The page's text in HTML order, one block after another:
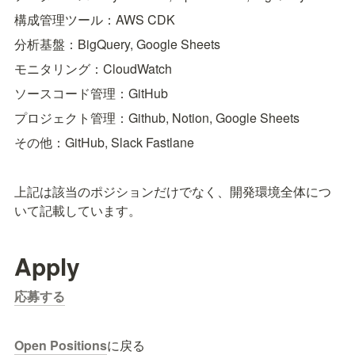
構成管理ツール：AWS CDK
分析基盤：BigQuery, Google Sheets
モニタリング：CloudWatch
ソースコード管理：GitHub
プロジェクト管理：Github, Notion, Google Sheets
その他：GitHub, Slack Fastlane
上記は該当のポジションだけでなく、開発環境全体につ
いて記載しています。
Apply
応募する
Open Positionsに戻る